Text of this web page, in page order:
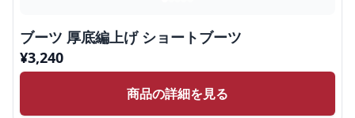
ブーツ 厚底編上げ ショートブーツ
¥3,240
商品の詳細を見る